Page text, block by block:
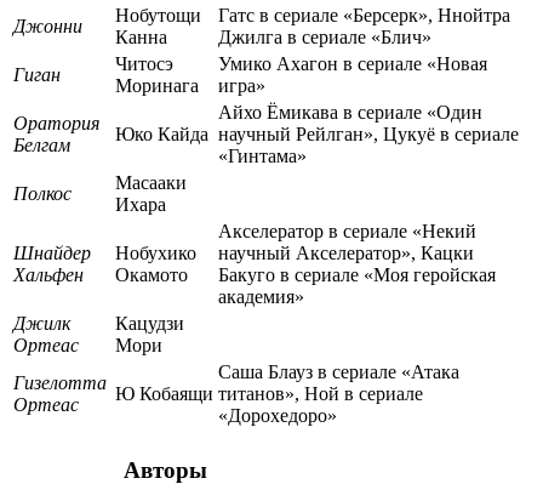
Джонни
Нобутощи
Канна
Гатс в сериале «Берсерк», Ннойтра
Джилга в сериале «Блич»
Гиган
Читосэ
Моринага
Умико Ахагон в сериале «Новая
игра»
Оратория
Белгам
Юко Кайда
Айхо Ёмикава в сериале «Один
научный Рейлган», Цукуё в сериале
«Гинтама»
Полкос
Масааки
Ихара
Шнайдер
Хальфен
Нобухико
Окамото
Акселератор в сериале «Некий
научный Акселератор», Кацки
Бакуго в сериале «Моя геройская
академия»
Джилк
Ортеас
Кацудзи
Мори
Гизелотта
Ортеас
Ю Кобаящи
Саша Блауз в сериале «Атака
титанов», Ной в сериале
«Дорохедоро»
Авторы